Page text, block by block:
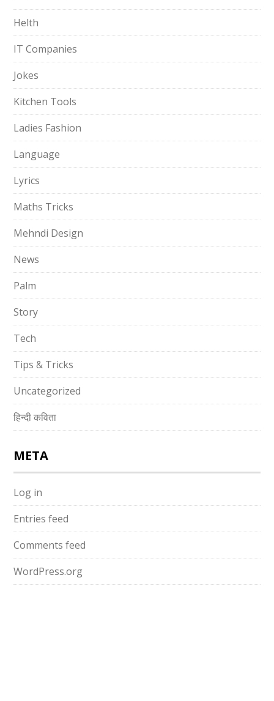
Helth
IT Companies
Jokes
Kitchen Tools
Ladies Fashion
Language
Lyrics
Maths Tricks
Mehndi Design
News
Palm
Story
Tech
Tips & Tricks
Uncategorized
हिन्दी कविता
META
Log in
Entries feed
Comments feed
WordPress.org